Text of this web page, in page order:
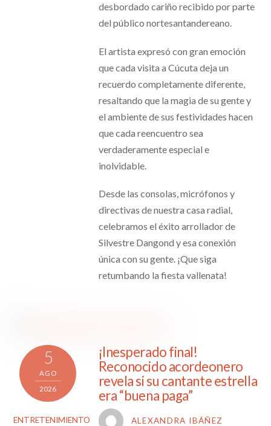
desbordado cariño recibido por parte
del público nortesantandereano.
El artista expresó con gran emoción
que cada visita a Cúcuta deja un
recuerdo completamente diferente,
resaltando que la magia de su gente y
el ambiente de sus festividades hacen
que cada reencuentro sea
verdaderamente especial e
inolvidable.
Desde las consolas, micrófonos y
directivas de nuestra casa radial,
celebramos el éxito arrollador de
Silvestre Dangond y esa conexión
única con su gente. ¡Que siga
retumbando la fiesta vallenata!
5
AGO
2026
ENTRETENIMIENTO
¡Inesperado final!
Reconocido acordeonero
revela si su cantante estrella
era “buena paga”
ALEXANDRA IBÁÑEZ